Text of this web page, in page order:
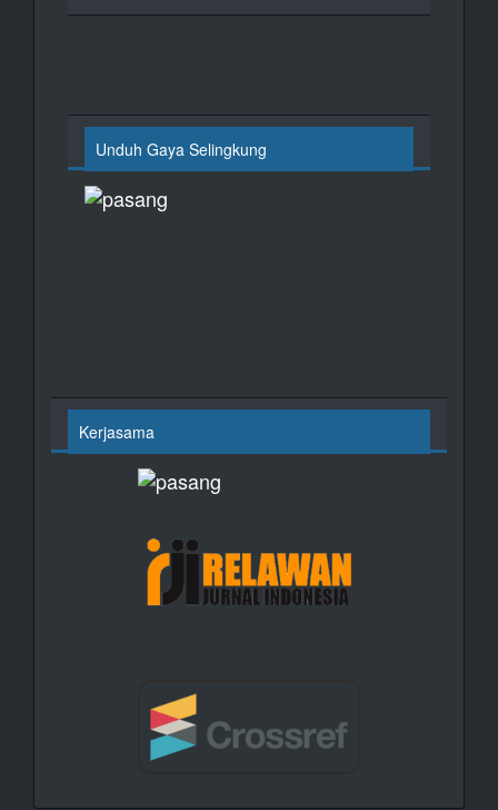
Unduh Gaya Selingkung
Kerjasama